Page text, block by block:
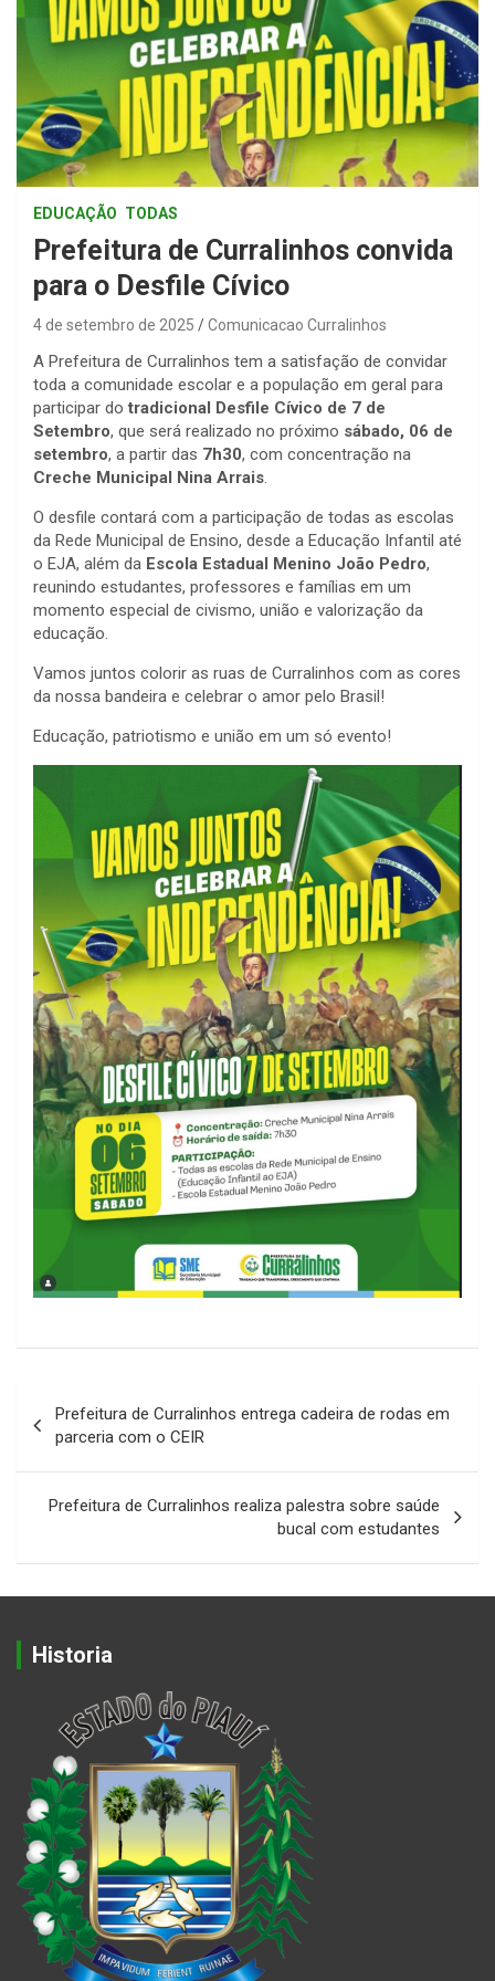
EDUCAÇÃO TODAS
Prefeitura de Curralinhos convida
para o Desfile Cívico
4 de setembro de 2025 Comunicacao Curralinhos
A Prefeitura de Curralinhos tem a satisfação de convidar
toda a comunidade escolar e a população em geral para
participar dotradicional Desfile Cívico de 7 de
Setembro, que será realizado no próximo sábado, 06 de
setembro, a partir das 7h30, com concentração na
Creche Municipal Nina Arrais.
O desfile contará com a participação de todas as escolas
da Rede Municipal de Ensino, desde a Educação Infantil até
o EJA, além da Escola Estadual Menino João Pedro,
reunindo estudantes, professores e famílias em um
momento especial de civismo, união e valorização da
educação.
Vamos juntos colorir as ruas de Curralinhos com as cores
da nossa bandeira e celebrar o amor pelo Brasil!
Educação, patriotismo e união em um só evento!
de
Post
Prefeitura de Curralinhos entrega cadeira de rodas em
parceria com o CEIR
Prefeitura de Curralinhos realiza palestra sobre saúde
bucal com estudantes
Historia